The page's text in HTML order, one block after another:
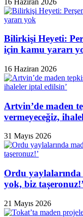
Bilirkişi Heyeti:
için kamu yararı
16 Haziran 2026
Artvin’de maden
vermeyeceğiz,
31 Mayıs 2026
Ordu yaylalarında
yok, biz taşeronuz!’
21 Mayıs 2026